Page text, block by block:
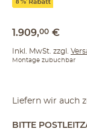
1.909,00 €
Inkl. MwSt. zzgl.
Montage zubuchbar
Liefern wir auch
BITTE